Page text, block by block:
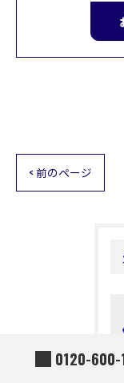
< 前のページ
0120-600-